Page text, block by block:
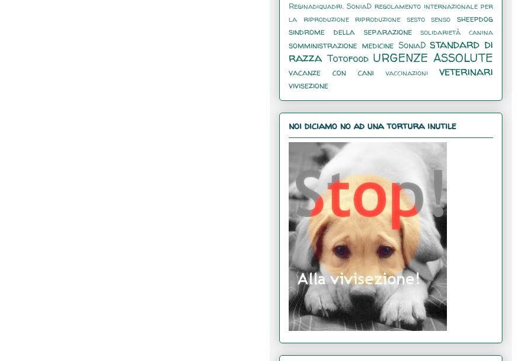
Reginadiquadri. SoniaD regolamento internazionale per
la riproduzione
riproduzione sesto senso
sheepdog
sindrome della separazione
solidarietà canina
somministrazione medicine SoniaD standard di
razza Totofood URGENZE ASSOLUTE
vacanze con cani vaccinazioni veterinari
vivisezione
noi diciamo no ad una tortura inutile